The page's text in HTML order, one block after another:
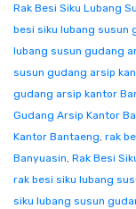
Rak Besi Siku Lubang
besi siku lubang susun
lubang susun gudang
susun gudang arsip
gudang arsip kantor
Gudang Arsip Kantor
Kantor Bantaeng, rak
Banyuasin, Rak Besi
rak besi siku lubang
siku lubang susun